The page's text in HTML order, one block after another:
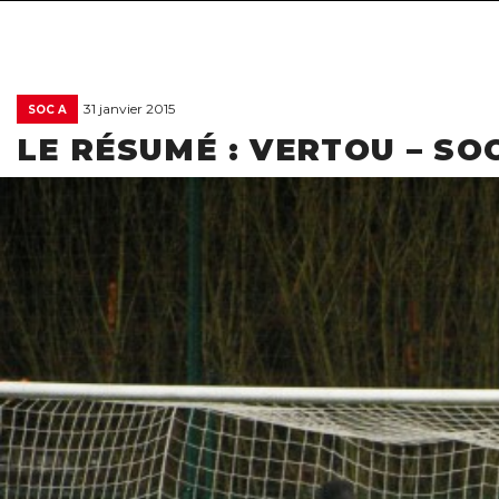
SOC A 31 janvier 2015
LE RÉSUMÉ : VERTOU –